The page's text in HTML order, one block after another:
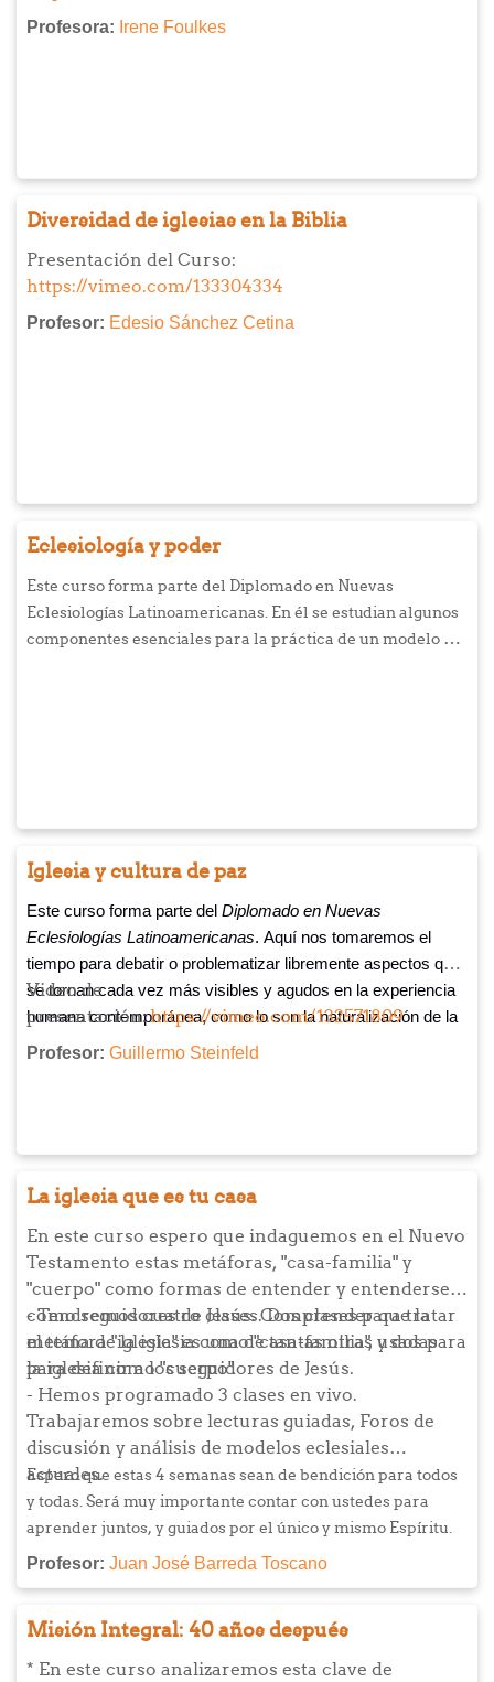
Profesora: Irene Foulkes
Diversidad de iglesias en la Biblia
Presentación del Curso:
https://vimeo.com/133304334
Profesor: Edesio Sánchez Cetina
Eclesiología y poder
Este curso forma parte del Diplomado en Nuevas
Eclesiologías Latinoamericanas. En él se estudian algunos
componentes esenciales para la práctica de un modelo de
Iglesia y cultura de paz
Este curso forma parte del Diplomado en Nuevas
Eclesiologías Latinoamericanas. Aquí nos tomaremos el
tiempo para debatir o problematizar libremente aspectos que
se tornan cada vez más visibles y agudos en la experiencia
humana contemporánea, como lo son la naturalización de la
violencia, la importancia de lograr consensos sociales para
Video de
presentación:https://vimeo.com/132571809
Profesor: Guillermo Steinfeld
La iglesia que es tu casa
En este curso espero que indaguemos en el Nuevo
Testamento estas metáforas, "casa-familia" y
"cuerpo" como formas de entender y entenderse
como seguidores de Jesús. Comprender que la
metáfora "iglesia" es una de tantas otras usadas
para definir a los seguidores de Jesús.
- Tendremos cuatro clases. Dos clases para tratar
el tema de la iglesia como "casa-familia", y dos para
la iglesia como "cuerpo".
- Hemos programado 3 clases en vivo.
Trabajaremos sobre lecturas guiadas, Foros de
discusión y análisis de modelos eclesiales
actuales.
Espero que estas 4 semanas sean de bendición para todos
y todas. Será muy importante contar con ustedes para
aprender juntos, y guiados por el único y mismo Espíritu.
Profesor: Juan José Barreda Toscano
Misión Integral: 40 años después
* En este curso analizaremos esta clave de